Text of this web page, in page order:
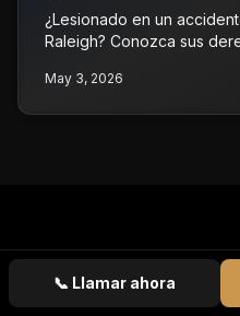
📞 Llamar ahora
¿Lesionado en un
Raleigh? Conozca sus
Contacte a Vasquez Law
May 3, 2026